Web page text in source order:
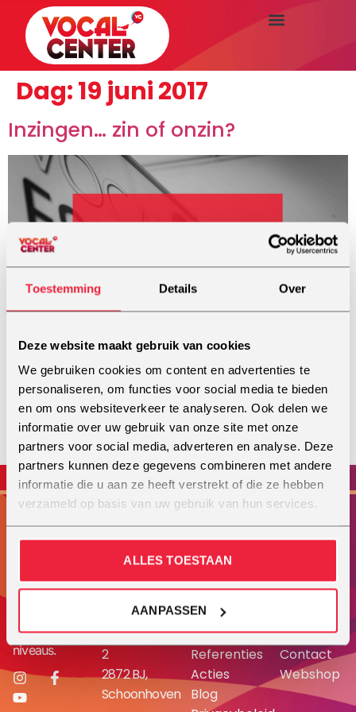
Toestemming Details Over
Deze website maakt gebruik van cookies
We gebruiken cookies om content en advertenties te
personaliseren, om functies voor social media te bieden
en om ons websiteverkeer te analyseren. Ook delen we
informatie over uw gebruik van onze site met onze
partners voor social media, adverteren en analyse. Deze
partners kunnen deze gegevens combineren met andere
informatie die u aan ze heeft verstrekt of die ze hebben
verzameld op basis van uw gebruik van hun services.
ALLES TOESTAAN
AANPASSEN
Dag:19 juni 2017
Inzingen… zin of onzin?
ervaringen…
voor
van alle
niveaus.
Stichting
Center
Nederland
Ooievaarstraat
2
2872 BJ,
Schoonhoven
Vocal
locaties
FAQ
Werkwijze
Referenties
Acties
Blog
Academy
Over ons
Contact
Webshop